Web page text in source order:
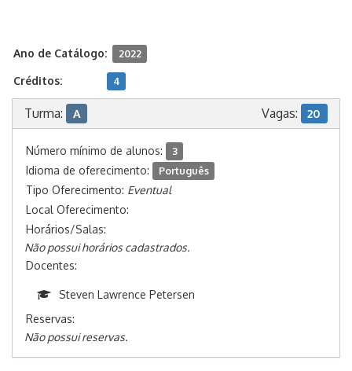
Ano de Catálogo: 2022
Créditos: 4
Turma: A Vagas: 20
Número mínimo de alunos: 3
Idioma de oferecimento: Português
Tipo Oferecimento: Eventual
Local Oferecimento:
Horários/Salas:
Não possui horários cadastrados.
Docentes:
Steven Lawrence Petersen
Reservas:
Não possui reservas.